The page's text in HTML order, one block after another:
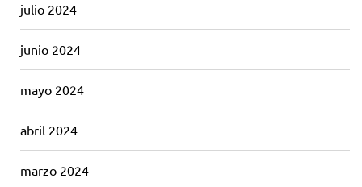
julio 2024
junio 2024
mayo 2024
abril 2024
marzo 2024